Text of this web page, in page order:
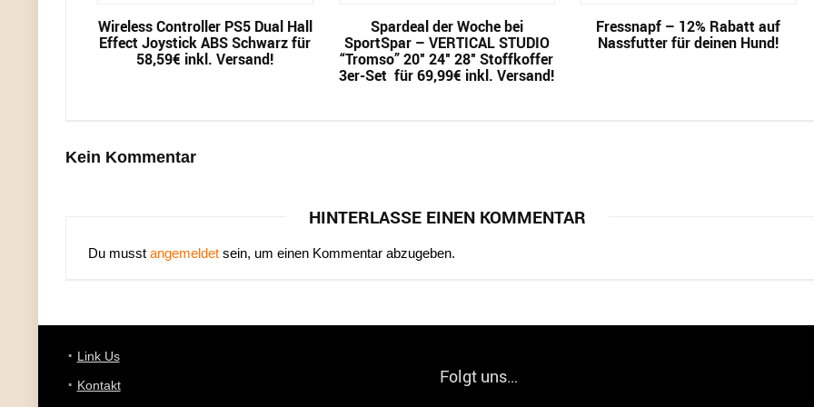
Wireless Controller PS5 Dual Hall
Effect Joystick ABS Schwarz für
58,59€ inkl. Versand!
Spardeal der Woche bei
SportSpar – VERTICAL STUDIO
“Tromso” 20″ 24″ 28″ Stoffkoffer
3er-Set für 69,99€ inkl. Versand!
Fressnapf – 12% Rabatt auf
Nassfutter für deinen Hund!
Kein Kommentar
HINTERLASSE EINEN KOMMENTAR
Du musst angemeldet sein, um einen Kommentar abzugeben.
Link Us
Kontakt
Folgt uns…